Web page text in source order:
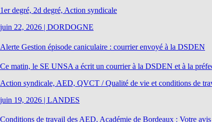
1er degré, 2d degré, Action syndicale
juin 22, 2026 | DORDOGNE
Alerte Gestion épisode caniculaire : courrier envoyé à la DSDEN
Ce matin, le SE UNSA a écrit un courrier à la DSDEN et à la
Action syndicale, AED, QVCT / Qualité de vie et conditions de
juin 19, 2026 | LANDES
Conditions de travail des AED, Académie de Bordeaux : Votre